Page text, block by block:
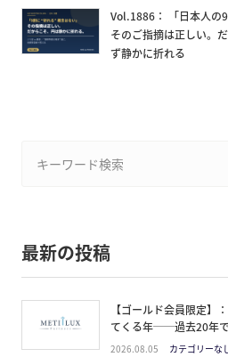
Vol.1886： 「日本人
そのご指摘は正しい。
ず静かに折れる
最新の投稿
【ゴールド会員限定】
てくる年──過去20年
ミサイルが崩した“安全
2026.08.05 カテゴリーな